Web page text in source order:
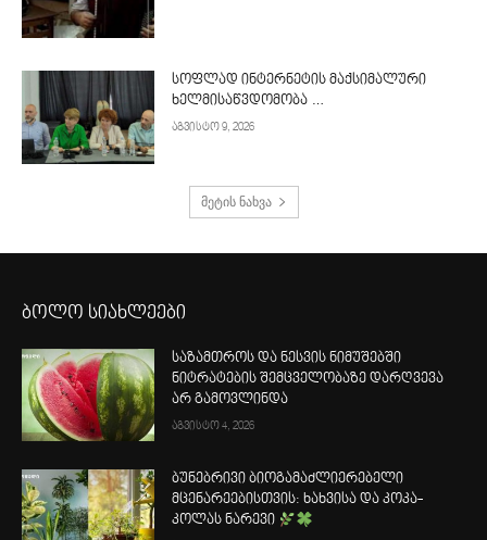
სოფლად ინტერნეტის მაქსიმალური
ხელმისაწვდომობა …
აგვისტო 9, 2026
მეტის ნახვა
ბოლო სიახლეები
საზამთროს და ნესვის ნიმუშებში
ნიტრატების შემცველობაზე დარღვევა
არ გამოვლინდა
აგვისტო 4, 2026
ბუნებრივი ბიოგამაძლიერებელი
მცენარეებისთვის: ხახვისა და კოკა-
კოლას ნარევი